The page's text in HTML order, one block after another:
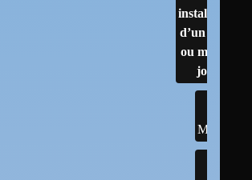
installation
d’un linux
ou mises à
jour
MINT